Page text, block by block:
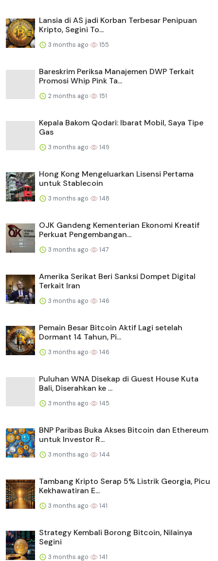
Lansia di AS jadi Korban Terbesar Penipuan
Kripto, Segini To...
3 months ago 155
Bareskrim Periksa Manajemen DWP Terkait
Promosi Whip Pink Ta...
2 months ago 151
Kepala Bakom Qodari: Ibarat Mobil, Saya Tipe
Gas
3 months ago 149
Hong Kong Mengeluarkan Lisensi Pertama
untuk Stablecoin
3 months ago 148
OJK Gandeng Kementerian Ekonomi Kreatif
Perkuat Pengembangan...
3 months ago 147
Amerika Serikat Beri Sanksi Dompet Digital
Terkait Iran
3 months ago 146
Pemain Besar Bitcoin Aktif Lagi setelah
Dormant 14 Tahun, Pi...
3 months ago 146
Puluhan WNA Disekap di Guest House Kuta
Bali, Diserahkan ke ...
3 months ago 145
BNP Paribas Buka Akses Bitcoin dan Ethereum
untuk Investor R...
3 months ago 144
Tambang Kripto Serap 5% Listrik Georgia, Picu
Kekhawatiran E...
3 months ago 141
Strategy Kembali Borong Bitcoin, Nilainya
Segini
3 months ago 141